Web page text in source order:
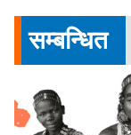
सम्बन्धित